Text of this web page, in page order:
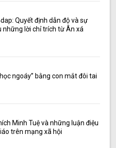
Quyết định dẫn độ và sự
những lời chỉ trích từ Ân xá
ngoáy” bằng con mắt đôi tai
Minh Tuệ và những luận điệu
trên mạng xã hội